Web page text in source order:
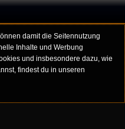
damit die Seitennutzung
Inhalte und Werbung
und insbesondere dazu, wie
findest du in unseren